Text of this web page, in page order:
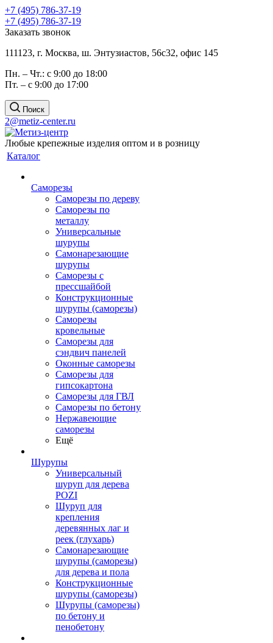
+7 (495) 786-37-19
+7 (495) 786-37-19
Заказать звонок
111123, г. Москва, ш. Энтузиастов, 56с32, офис 145
Пн. – Чт.: с 9:00 до 18:00
Пт. – с 9:00 до 17:00
Поиск
2@metiz-center.ru
Любые крепежные изделия оптом и в розницу
Каталог
Саморезы
Саморезы по дереву
Саморезы по
металлу
Универсальные
шурупы
Самонарезающие
шурупы
Саморезы с
прессшайбой
Конструкционные
шурупы (саморезы)
Саморезы
кровельные
Саморезы для
сэндвич панелей
Оконные саморезы
Саморезы для
гипсокартона
Саморезы для ГВЛ
Саморезы по бетону
Нержавеющие
саморезы
Ещё
Шурупы
Универсальный
шуруп для дерева
POZI
Шуруп для
крепления
деревянных лаг и
реек (глухарь)
Самонарезающие
шурупы (саморезы)
для дерева и пола
Конструкционные
шурупы (саморезы)
Шурупы (саморезы)
по бетону и
пенобетону